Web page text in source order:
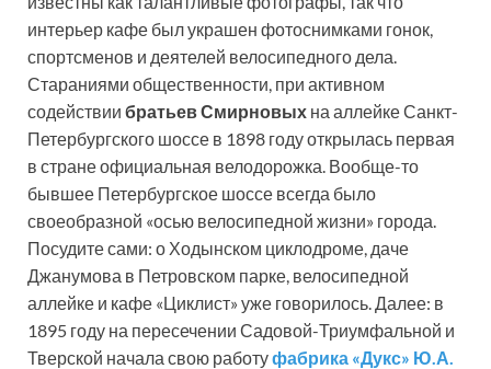
интерьер кафе был украшен фотоснимками гонок,
спортсменов и деятелей велосипедного дела.
Стараниями общественности, при активном
содействии братьев Смирновых на аллейке Санкт-
Петербургского шоссе в 1898 году открылась первая
в стране официальная велодорожка. Вообще-то
бывшее Петербургское шоссе всегда было
своеобразной «осью велосипедной жизни» города.
Посудите сами: о Ходынском циклодроме, даче
Джанумова в Петровском парке, велосипедной
аллейке и кафе «Циклист» уже говорилось. Далее: в
1895 году на пересечении Садовой-Триумфальной и
Тверской начала свою работуфабрика «Дукс» Ю.А.